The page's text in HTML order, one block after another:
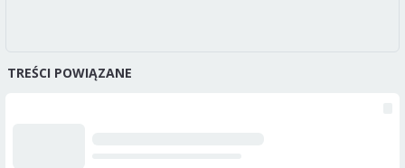
TREŚCI POWIĄZANE